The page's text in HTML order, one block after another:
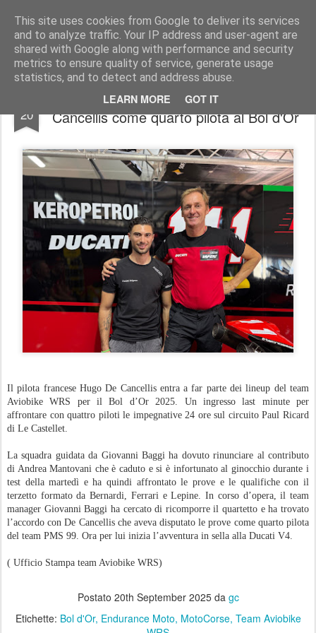
This site uses cookies from Google to deliver its services
and to analyze traffic. Your IP address and user-agent are
shared with Google along with performance and security
metrics to ensure quality of service, generate usage
statistics, and to detect and address abuse.
LEARN MORE GOT IT
AutoMotoCorse. Motorsport Random News 280912
20
Il team Aviobike WRS con Hugo de
Cancellis come quarto pilota al Bol d'Or
Il pilota francese Hugo De Cancellis entra a far parte dei lineup del team
Aviobike WRS per il Bol d’Or 2025. Un ingresso last minute per
affrontare con quattro piloti le impegnative 24 ore sul circuito Paul Ricard
di Le Castellet.
La squadra guidata da Giovanni Baggi ha dovuto rinunciare al contributo
di Andrea Mantovani che è caduto e si è infortunato al ginocchio durante i
test della martedì e ha quindi affrontato le prove e le qualifiche con il
terzetto formato da Bernardi, Ferrari e Lepine. In corso d’opera, il team
manager Giovanni Baggi ha cercato di ricomporre il quartetto e ha trovato
l’accordo con De Cancellis che aveva disputato le prove come quarto pilota
del team PMS 99. Ora per lui inizia l’avventura in sella alla Ducati V4.
( Ufficio Stampa team Aviobike WRS)
Postato 20th September 2025da gc
Etichette: Bol d'Or Endurance Moto MotoCorse Team Aviobike